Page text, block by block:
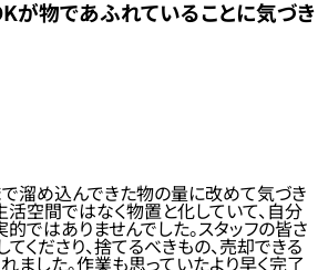
が物であふれていることに気づき
溜め込んできた物の量に改めて気づき
活空間ではなく物置と化していて、自分
ではありませんでした。スタッフの皆さ
くださり、捨てるべきもの、売却できる
ました。作業も思っていたより早く完了